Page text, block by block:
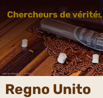
Chercheurs de vérités
Regno Unito